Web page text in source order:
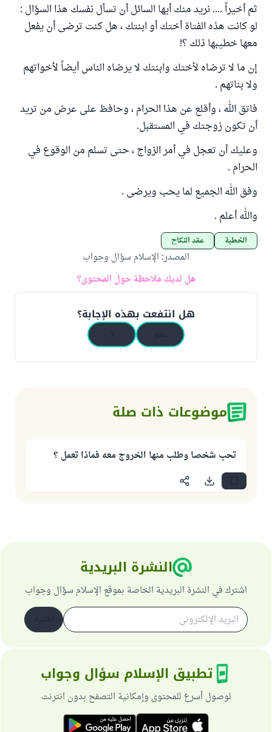
ثم أخيراً .... نريد منك أيها السائل أن تسأل نفسك هذا السؤال :
لو كانت هذه الفتاة أختك أو ابنتك ، هل كنت ترضى أن يفعل
معها خطيبها ذلك ؟!
إن ما لا ترضاه لأختك وابنتك لا يرضاه الناس أيضاً لأخواتهم
ولا بناتهم .
فاتق الله ، وأقلع عن هذا الحرام ، وحافظ على عرض من تريد
أن تكون زوجتك في المستقبل.
وعليك أن تعجل في أمر الزواج ، حتى تسلم من الوقوع في
الحرام .
وفق الله الجميع لما يحب ويرضى .
والله أعلم .
الخطبة عقد النكاح
المصدر: الإسلام سؤال وجواب
هل لديك ملاحظة حول المحتوى؟
هل انتفعت بهذه الإجابة؟
موضوعات ذات صلة
تحب شخصا وطلب منها الخروج معه فماذا تعمل ؟
النشرة البريدية
اشترك في النشرة البريدية الخاصة بموقع الإسلام سؤال وجواب
تطبيق الإسلام سؤال وجواب
لوصول أسرع للمحتوى وإمكانية التصفح بدون انترنت